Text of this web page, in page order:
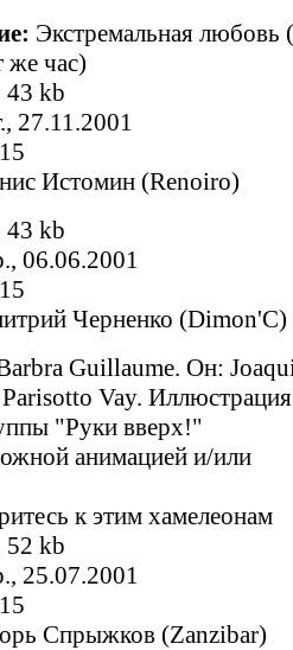
Экстремальная любовь
же час)
43 kb
27.11.2001
Истомин (Renoiro)
43 kb
06.06.2001
Черненко (Dimon'C)
Guillaume. Он:
Vay.
"Руки вверх!"
анимацией и/или
к этим хамелеонам
52 kb
25.07.2001
Спрыжков (Zanzibar)